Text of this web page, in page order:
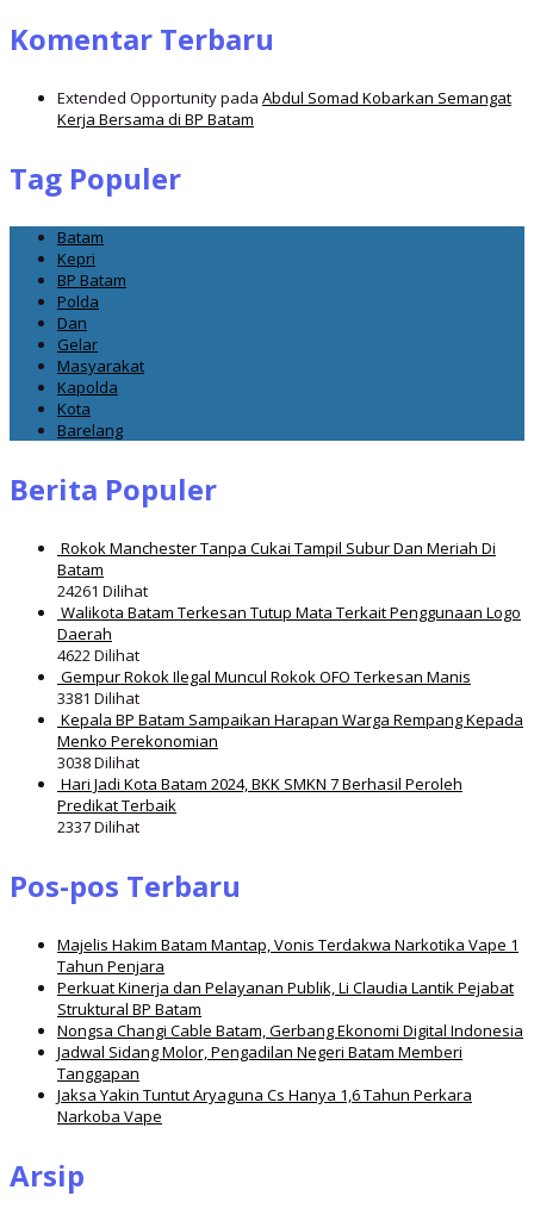
Komentar Terbaru
Extended Opportunitypada Abdul Somad Kobarkan Semangat
Kerja Bersama di BP Batam
Tag Populer
Batam
Kepri
BP Batam
Polda
Dan
Gelar
Masyarakat
Kapolda
Kota
Barelang
Berita Populer
Rokok Manchester Tanpa Cukai Tampil Subur Dan Meriah Di
Batam
24261 Dilihat
Walikota Batam Terkesan Tutup Mata Terkait Penggunaan Logo
Daerah
4622 Dilihat
Gempur Rokok Ilegal Muncul Rokok OFO Terkesan Manis
3381 Dilihat
Kepala BP Batam Sampaikan Harapan Warga Rempang Kepada
Menko Perekonomian
3038 Dilihat
Hari Jadi Kota Batam 2024, BKK SMKN 7 Berhasil Peroleh
Predikat Terbaik
2337 Dilihat
Pos-pos Terbaru
Majelis Hakim Batam Mantap, Vonis Terdakwa Narkotika Vape 1
Tahun Penjara
Perkuat Kinerja dan Pelayanan Publik, Li Claudia Lantik Pejabat
Struktural BP Batam
Nongsa Changi Cable Batam, Gerbang Ekonomi Digital Indonesia
Jadwal Sidang Molor, Pengadilan Negeri Batam Memberi
Tanggapan
Jaksa Yakin Tuntut Aryaguna Cs Hanya 1,6 Tahun Perkara
Narkoba Vape
Arsip